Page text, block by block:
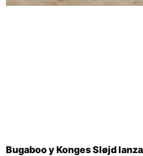
Bugaboo y Konges Sløjd